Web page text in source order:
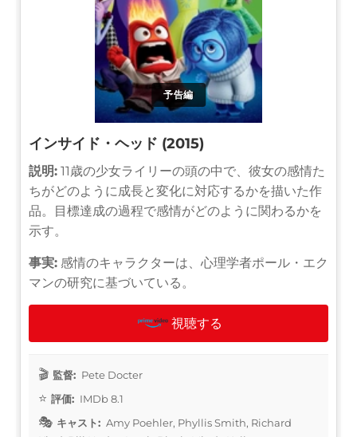
予告編
インサイド・ヘッド (2015)
説明: 11歳の少女ライリーの頭の中で、彼女の感情た
ちがどのように成長と変化に対応するかを描いた作
品。目標達成の過程で感情がどのように関わるかを
示す。
事実: 感情のキャラクターは、心理学者ポール・エク
マンの研究に基づいている。
視聴する
監督: Pete Docter
評価: IMDb 8.1
キャスト: Amy Poehler, Phyllis Smith, Richard